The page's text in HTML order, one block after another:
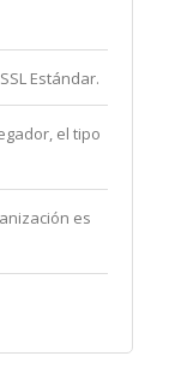
Estándar.
el tipo
es